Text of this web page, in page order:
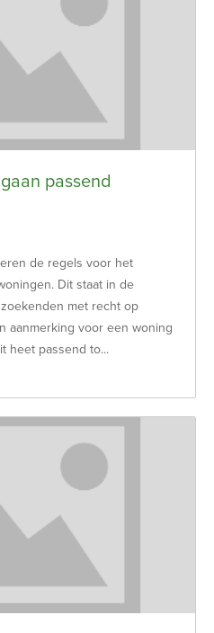
passend
de regels voor het
Dit staat in de
met recht op
aanmerking voor een woning
heet passend to...